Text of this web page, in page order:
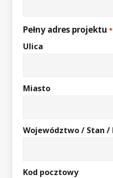
Pełny adres projektu *
Ulica
Miasto
Województwo / Stan /
Kod pocztowy